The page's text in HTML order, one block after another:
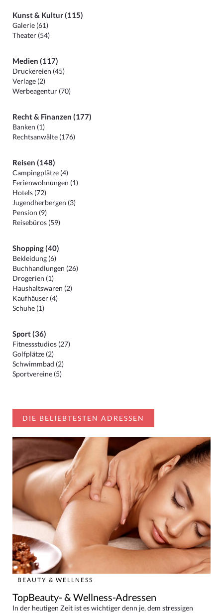
Kunst & Kultur (115)
Galerie (61)
Theater (54)
Medien (117)
Druckereien (45)
Verlage (2)
Werbeagentur (70)
Recht & Finanzen (177)
Banken (1)
Rechtsanwälte (176)
Reisen (148)
Campingplätze (4)
Ferienwohnungen (1)
Hotels (72)
Jugendherbergen (3)
Pension (9)
Reisebüros (59)
Shopping (40)
Bekleidung (6)
Buchhandlungen (26)
Drogerien (1)
Haushaltswaren (2)
Kaufhäuser (4)
Schuhe (1)
Sport (36)
Fitnessstudios (27)
Golfplätze (2)
Schwimmbad (2)
Sportvereine (5)
DIE BELIEBTESTEN ADRESSEN
BEAUTY & WELLNESS
TopBeauty- & Wellness-Adressen
In der heutigen Zeit ist es wichtiger denn je, dem stressigen